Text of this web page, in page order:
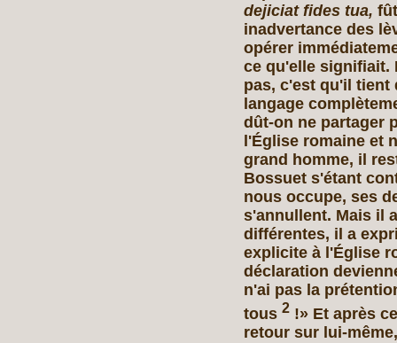
dejiciat fides tua,
inadvertance des
opérer
ce qu'elle signifiait.
pas, c'est qu'il tient
langage
dût-on ne partager
l'Église romaine et
grand homme, il
Bossuet s'étant
nous occupe, ses
s'annullent. Mais il
différentes, il a
explicite à l'Église
déclaration
n'ai pas la
tous 2 !» Et après
retour sur lui-